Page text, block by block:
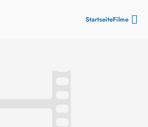
StartseiteFilme